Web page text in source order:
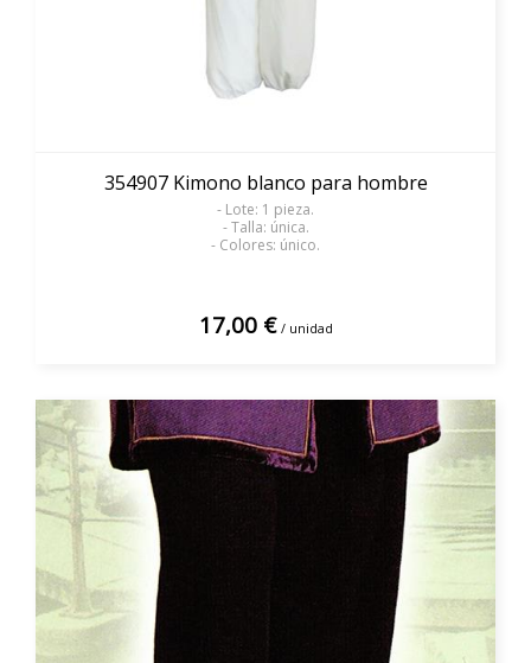
354907 Kimono blanco para hombre
- Lote: 1 pieza.
- Talla: única.
- Colores: único.
17,00 € / unidad